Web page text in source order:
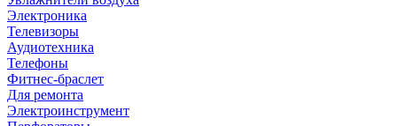
Электроника
Телевизоры
Аудиотехника
Телефоны
Фитнес-браслет
Для ремонта
Электроинструмент